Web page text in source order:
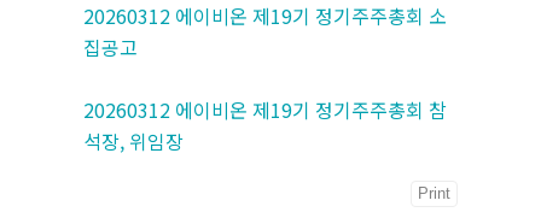
20260312 에이비온 제19기 정기주주총회 소
집공고
20260312 에이비온 제19기 정기주주총회 참
석장, 위임장
Print